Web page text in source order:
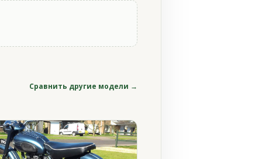
Сравнить другие модели →